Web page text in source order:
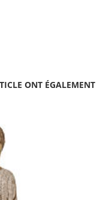
ONT ÉGALEMENT